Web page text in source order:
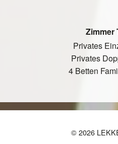
Zimmer
Privates
Privates
4 Betten
© 2026